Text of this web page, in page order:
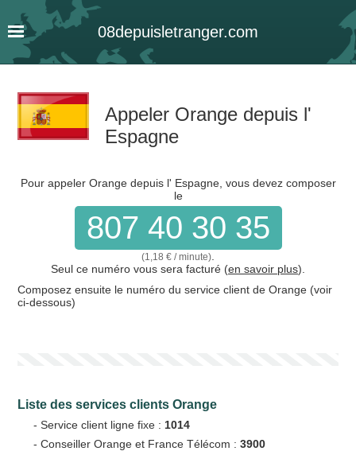
08depuisletranger.com
Appeler Orange depuis l'
Espagne
Pour appeler Orange depuis l' Espagne, vous devez composer
le
807 40 30 35
(1,18 € / minute)
Seul ce numéro vous sera facturé (en savoir plus).
Composez ensuite le numéro du service client de Orange (voir
ci-dessous)
Liste des services clients Orange
- Service client ligne fixe : 1014
- Conseiller Orange et France Télécom :3900